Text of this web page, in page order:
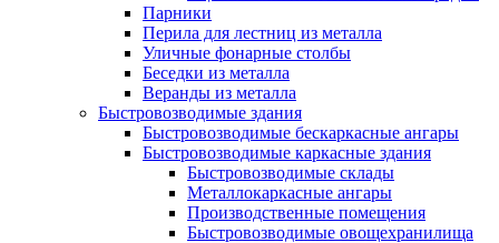
Парники
Перила для лестниц из металла
Уличные фонарные столбы
Беседки из металла
Веранды из металла
Быстровозводимые здания
Быстровозводимые бескаркасные ангары
Быстровозводимые каркасные здания
Быстровозводимые склады
Металлокаркасные ангары
Производственные помещения
Быстровозводимые овощехранилища